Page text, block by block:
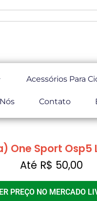
Acessórios Para
Contato
One Sport Osp5
Até R$ 50,00
PREÇO NO MERCADO